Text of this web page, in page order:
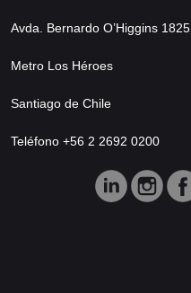
Avda. Bernardo O’Higgins 1825
Metro Los Héroes
Santiago de Chile
Teléfono +56 2 2692 0200